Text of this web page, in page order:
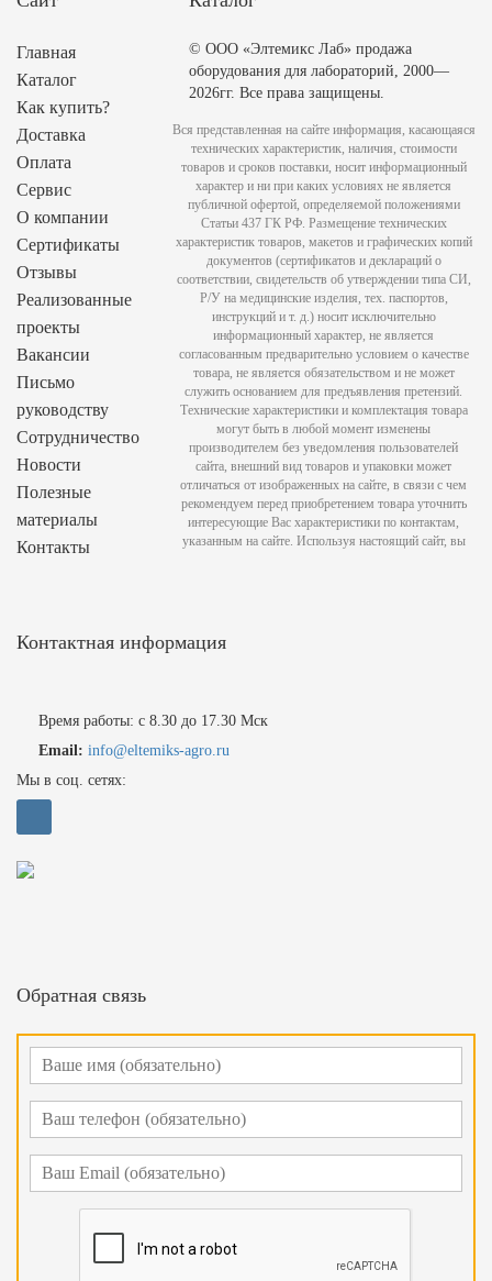
Главная
Каталог
Как купить?
Доставка
Оплата
Сервис
О компании
Сертификаты
Отзывы
Реализованные
проекты
Вакансии
Письмо
руководству
Сотрудничество
Новости
Полезные
материалы
Контакты
Контактная информация
Время работы: с 8.30 до 17.30 Мск
Email: info@eltemiks-agro.ru
Мы в соц. сетях:
Обратная связь
© ООО «Элтемикс Лаб» продажа
оборудования для лабораторий, 2000—
2026гг. Все права защищены.
Вся представленная на сайте информация, касающаяся
технических характеристик, наличия, стоимости
товаров и сроков поставки, носит информационный
характер и ни при каких условиях не является
публичной офертой, определяемой положениями
Статьи 437 ГК РФ. Размещение технических
характеристик товаров, макетов и графических копий
документов (сертификатов и деклараций о
соответствии, свидетельств об утверждении типа СИ,
Р/У на медицинские изделия, тех. паспортов,
инструкций и т. д.) носит исключительно
информационный характер, не является
согласованным предварительно условием о качестве
товара, не является обязательством и не может
служить основанием для предъявления претензий.
Технические характеристики и комплектация товара
могут быть в любой момент изменены
производителем без уведомления пользователей
сайта, внешний вид товаров и упаковки может
отличаться от изображенных на сайте, в связи с чем
рекомендуем перед приобретением товара уточнить
интересующие Вас характеристики по контактам,
указанным на сайте. Используя настоящий сайт, вы